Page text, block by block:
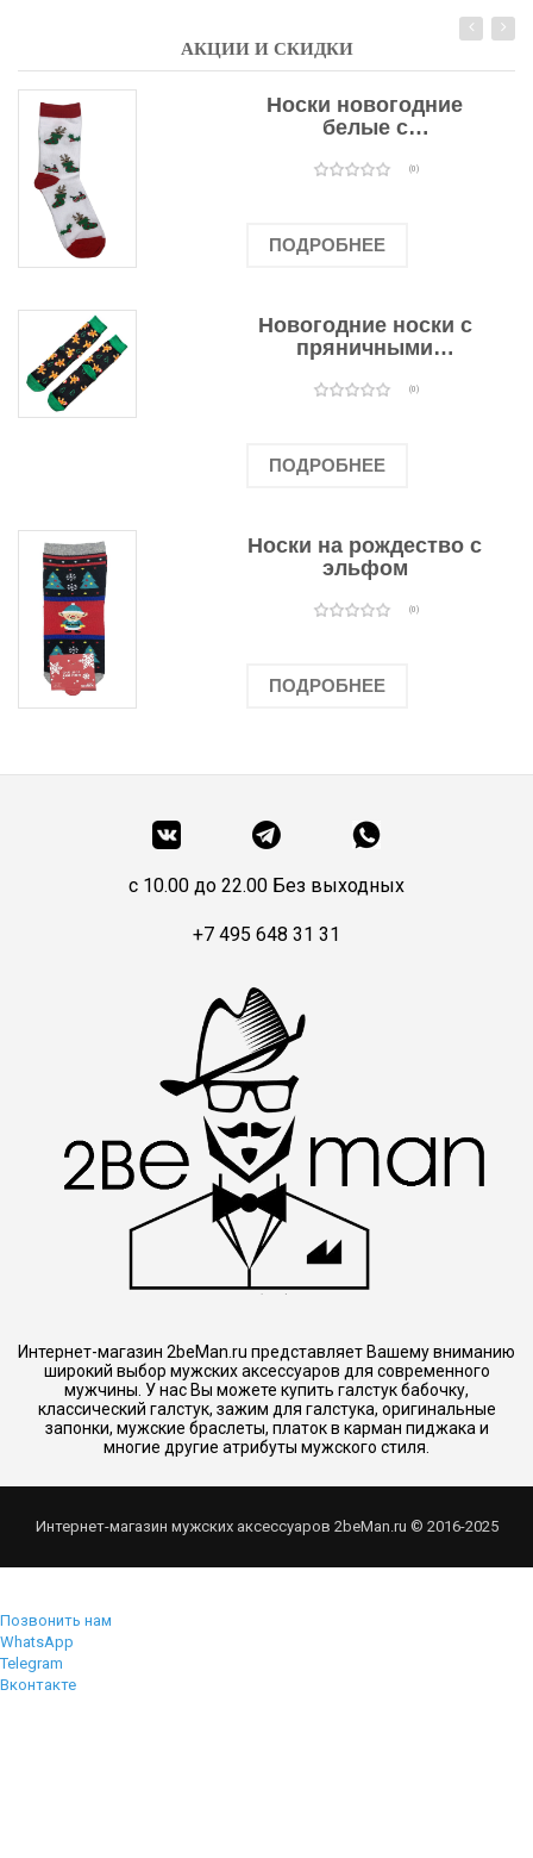
АКЦИИ И СКИДКИ
Носки новогодние
белые с
оленями(0)
ПОДРОБНЕЕ
Новогодние носки с
пряничными
(0)
ПОДРОБНЕЕ
Носки на рождество с
эльфом
(0)
ПОДРОБНЕЕ
c 10.00 до 22.00 Без выходных
+7 495 648 31 31
Интернет-магазин 2beMan.ru представляет Вашему вниманию
широкий выбор мужских аксессуаров для современного
мужчины. У нас Вы можете купить галстук бабочку,
классический галстук, зажим для галстука, оригинальные
запонки, мужские браслеты, платок в карман пиджака и
многие другие атрибуты мужского стиля.
Интернет-магазин мужских аксессуаров 2beMan.ru © 2016-2025
Позвонить нам
WhatsApp
Telegram
Вконтакте